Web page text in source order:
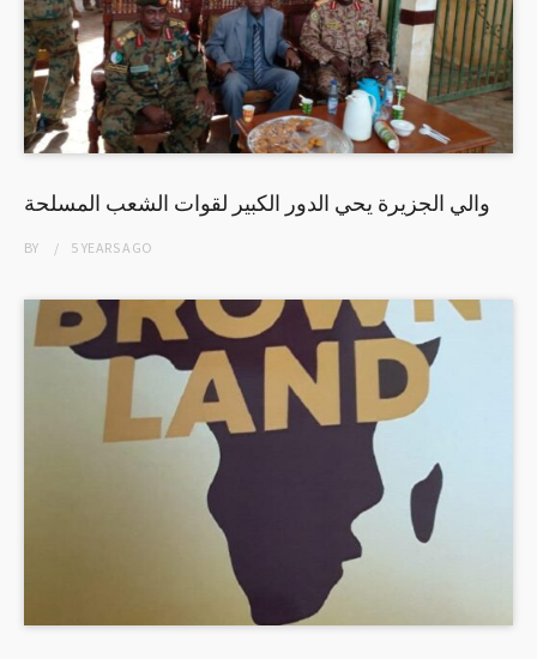
والي الجزيرة يحي الدور الكبير لقوات الشعب المسلحة
BY 5 YEARSAGO